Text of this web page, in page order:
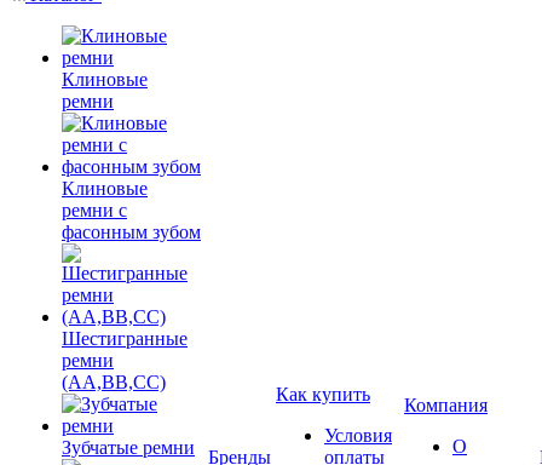
Клиновые
ремни
Клиновые
ремни с
фасонным зубом
Шестигранные
ремни
(AA,BB,CC)
Зубчатые ремни Бренды
Как купить
Условия
оплаты
Компания
О